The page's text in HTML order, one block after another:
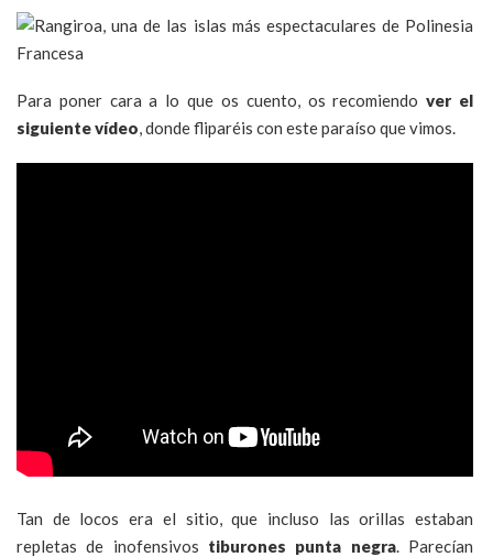
Para poner cara a lo que os cuento, os recomiendover el
siguiente vídeo, donde fliparéis con este paraíso que vimos.
Tan de locos era el sitio, que incluso las orillas estaban
repletas de inofensivos tiburones punta negra. Parecían